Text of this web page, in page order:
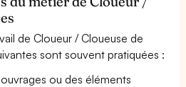
de Cloueur / Cloueuse de
sont souvent pratiquées :
ou des éléments